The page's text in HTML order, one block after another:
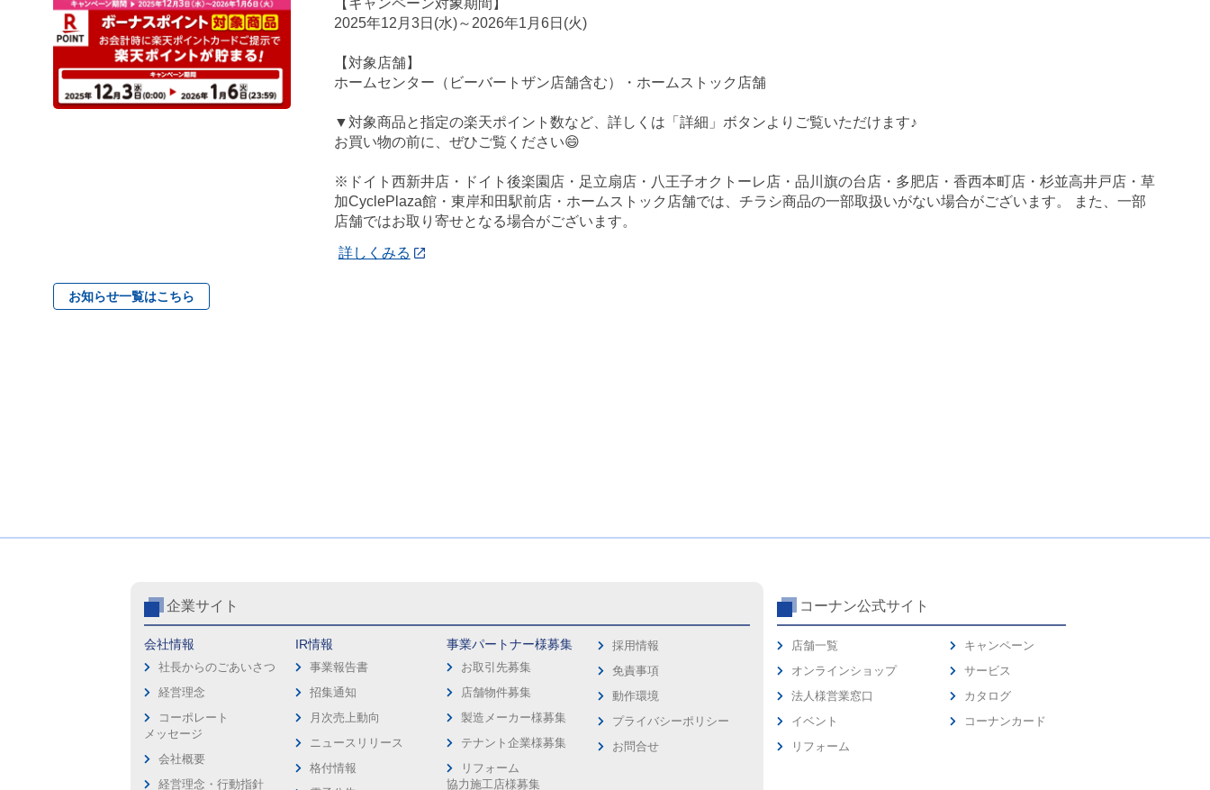
【キャンペーン対象期間】
2025年12月3日(水)～2026年1月6日(火)
【対象店舗】
ホームセンター（ビーバートザン店舗含む）・ホームストック店舗
▼対象商品と指定の楽天ポイント数など、詳しくは「詳細」ボタンよりご覧いただけます♪
お買い物の前に、ぜひご覧ください😄
※ドイト西新井店・ドイト後楽園店・足立扇店・八王子オクトーレ店・品川旗の台店・多肥店・香西本町店・杉並高井戸店・草
加CyclePlaza館・東岸和田駅前店・ホームストック店舗では、チラシ商品の一部取扱いがない場合がございます。 また、一部
店舗ではお取り寄せとなる場合がございます。
詳しくみる
お知らせ一覧はこちら
企業サイト
会社情報
社長からのごあいさつ
経営理念
コーポレート
メッセージ
会社概要
経営理念・行動指針
IR情報
事業報告書
招集通知
月次売上動向
ニュースリリース
格付情報
事業パートナー様募集
お取引先募集
店舗物件募集
製造メーカー様募集
テナント企業様募集
リフォーム
協力施工店様募集
採用情報
免責事項
動作環境
プライバシーポリシー
お問合せ
コーナン公式サイト
店舗一覧
オンラインショップ
法人様営業窓口
イベント
リフォーム
キャンペーン
サービス
カタログ
コーナンカード